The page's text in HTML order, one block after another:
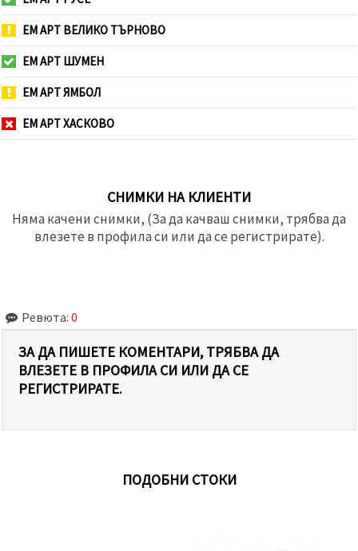
ЕМ АРТ ВЕЛИКО ТЪРНОВО
ЕМ АРТ ШУМЕН
ЕМ АРТ ЯМБОЛ
ЕМ АРТ ХАСКОВО
СНИМКИ НА КЛИЕНТИ
Няма качени снимки, (За да качваш снимки, трябва да
влезете в профила си или да се регистрирате).
Ревюта: 0
ЗА ДА ПИШЕТЕ КОМЕНТАРИ, ТРЯБВА ДА
ВЛЕЗЕТЕ В ПРОФИЛА СИ ИЛИ ДА СЕ
РЕГИСТРИРАТЕ.
ПОДОБНИ СТОКИ